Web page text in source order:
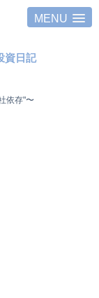
MENU
資日記
依存"〜